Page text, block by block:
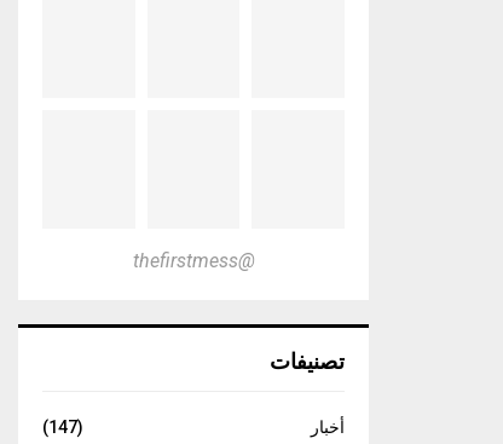
@thefirstmess
تصنيفات
أخبار
(147)